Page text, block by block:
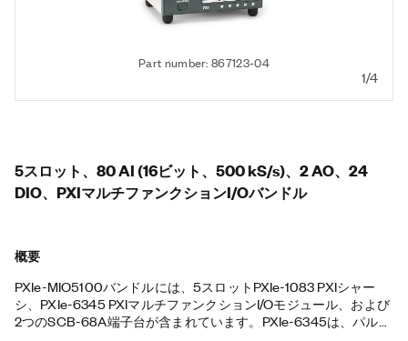
Part number: 867123-04
1/4
5スロット、80 AI (16ビット、500 kS/s)、2 AO、24
DIO、PXIマルチファンクションI/Oバンドル
概要
PXIe-MIO5100バンドルには、5スロットPXIe-1083 PXIシャー
シ、PXIe-6345 PXIマルチファンクションI/Oモジュール、および
2つのSCB-68A端子台が含まれています。PXIe-6345は、パルス